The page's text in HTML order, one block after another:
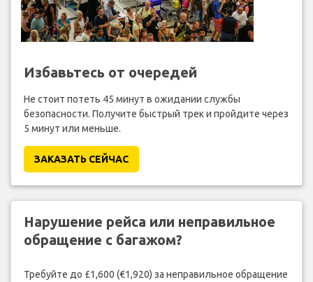
Избавьтесь от очередей
Не стоит потеть 45 минут в ожидании службы
безопасности. Получите быстрый трек и пройдите через
5 минут или меньше.
ЗАКАЗАТЬ СЕЙЧАС
Нарушение рейса или неправильное
обращение с багажом?
Требуйте до £1,600 (€1,920) за неправильное обращение